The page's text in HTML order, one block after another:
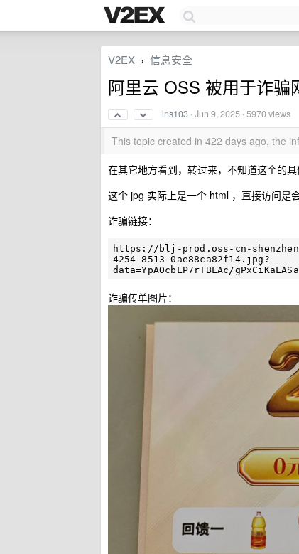
V2EX › 信息安全
阿里云 OSS 被用于诈骗
lns103 ·Jun 9, 2025 · 5970 views
This topic created in 422 days ago, the
在其它地方看到，转过来，不知道这个的
这个 jpg 实际上是一个 html ，直接访问是
诈骗链接：
https://blj-prod.oss-cn-
4254-8513-0ae88ca82f14.jpg?
诈骗传单图片：